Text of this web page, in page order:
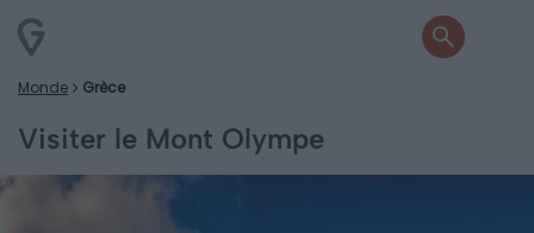
Monde Grèce
Visiter le Mont Olympe